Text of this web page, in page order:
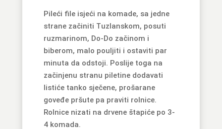
Pileći file isjeći na komade, sa jedne
strane začiniti Tuzlanskom, posuti
ruzmarinom, Do-Do začinom i
biberom, malo pouljiti i ostaviti par
minuta da odstoji. Poslije toga na
začinjenu stranu piletine dodavati
listiće tanko sječene, prošarane
goveđe pršute pa praviti rolnice.
Rolnice nizati na drvene štapiće po 3-
4 komada.